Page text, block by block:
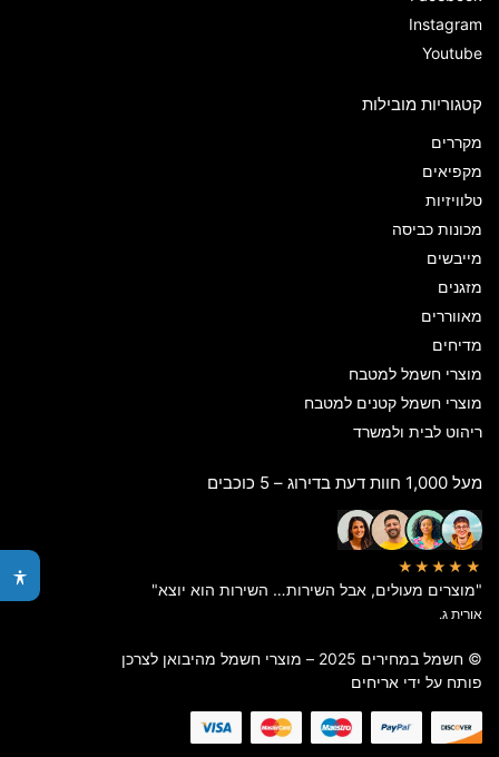
Instagram
Youtube
קטגוריות מובילות
מקררים
מקפיאים
טלוויזיות
מכונות כביסה
מייבשים
מזגנים
מאווררים
מדיחים
מוצרי חשמל למטבח
מוצרי חשמל קטנים למטבח
ריהוט לבית ולמשרד
מעל 1,000 חוות דעת בדירוג – 5 כוכבים
★★★★★
"מוצרים מעולים, אבל השירות… השירות הוא יוצא"
אורית ג.
© חשמל במחירים 2025 – מוצרי חשמל מהיבואן לצרכן
פותח על ידי אריחים